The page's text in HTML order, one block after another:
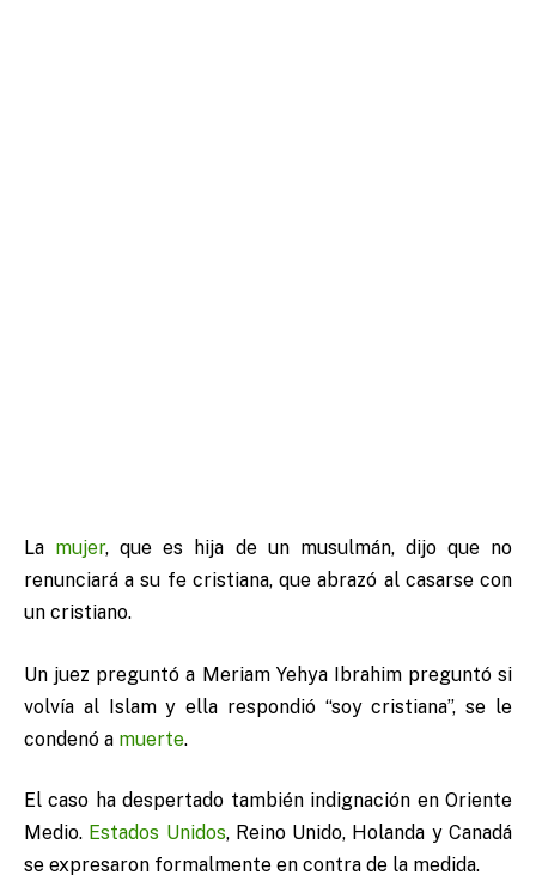
La mujer, que es hija de un musulmán, dijo que no
renunciará a su fe cristiana, que abrazó al casarse con
un cristiano.
Un juez preguntó a Meriam Yehya Ibrahim preguntó si
volvía al Islam y ella respondió “soy cristiana”, se le
condenó a muerte.
El caso ha despertado también indignación en Oriente
Medio. Estados Unidos, Reino Unido, Holanda y Canadá
se expresaron formalmente en contra de la medida.